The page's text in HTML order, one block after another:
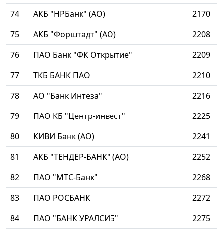
74
АКБ "НРБанк" (АО)
2170
75
АКБ "Форштадт" (АО)
2208
76
ПАО Банк "ФК Открытие"
2209
77
ТКБ БАНК ПАО
2210
78
АО "Банк Интеза"
2216
79
ПАО КБ "Центр-инвест"
2225
80
КИВИ Банк (АО)
2241
81
АКБ "ТЕНДЕР-БАНК" (АО)
2252
82
ПАО "МТС-Банк"
2268
83
ПАО РОСБАНК
2272
84
ПАО "БАНК УРАЛСИБ"
2275